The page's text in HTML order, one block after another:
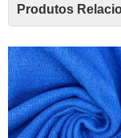
Produtos